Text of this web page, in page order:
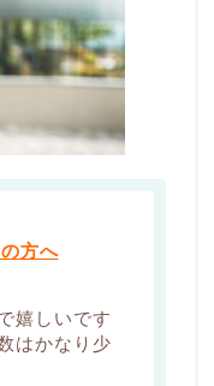
方へ
嬉しいです
はかなり少